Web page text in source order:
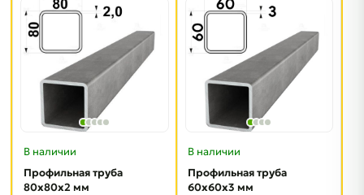
В наличии
Профильная труба
80х80х2 мм
В наличии
Профильная труба
60х60х3 мм